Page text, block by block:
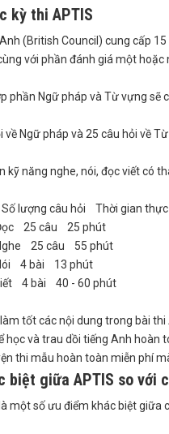
kỳ thi APTIS
(British Council) cung cấp
với phần đánh giá một hoặc
phần Ngữ pháp và Từ vựng sẽ
về Ngữ pháp và 25 câu hỏi về
kỹ năng nghe, nói, đọc viết có
lượng câu hỏi Thời gian thực
25 câu 25 phút
25 câu 55 phút
4 bài 13 phút
4 bài 40 - 60 phút
tốt các nội dung trong bài
học và trau dồi tiếng Anh hoàn
thi mẫu hoàn toàn miễn phí
biệt giữa APTIS so với
một số ưu điểm khác biệt giữa